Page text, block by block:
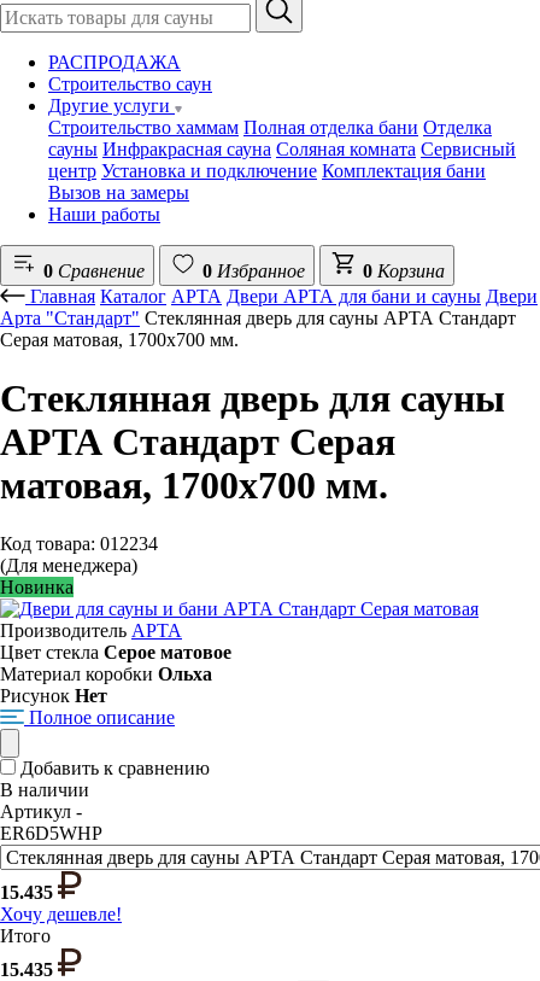
РАСПРОДАЖА
Строительство саун
Другие услуги
Строительство хаммам Полная отделка бани Отделка
сауны Инфракрасная сауна Соляная комната Сервисный
центр Установка и подключение Комплектация бани
Вызов на замеры
Наши работы
0 Сравнение 0 Избранное 0 Корзина
Главная Каталог АРТА Двери АРТА для бани и сауны Двери
Арта "Стандарт" Стеклянная дверь для сауны АРТА Стандарт
Серая матовая, 1700х700 мм.
Стеклянная дверь для сауны
АРТА Стандарт Серая
матовая, 1700х700 мм.
Код товара: 012234
(Для менеджера)
Новинка
Производитель АРТА
Цвет стекла Серое матовое
Материал коробки Ольха
Рисунок Нет
Полное описание
Добавить к сравнению
В наличии
Артикул -
ER6D5WHP
15.435
Хочу дешевле!
Итого
15.435